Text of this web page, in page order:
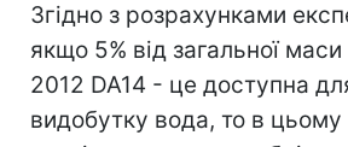
Згідно з розрахунками
якщо 5% від загальної маси
2012 DA14 - це доступна
видобутку вода, то в цьому